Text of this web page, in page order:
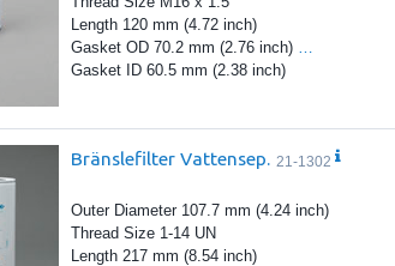
Length 120 mm (4.72 inch)
Gasket OD 70.2 mm (2.76 inch)
Gasket ID 60.5 mm (2.38 inch)
Bränslefilter Vattensep. 21-1302
Outer Diameter 107.7 mm (4.24 inch)
Thread Size 1-14 UN
Length 217 mm (8.54 inch)